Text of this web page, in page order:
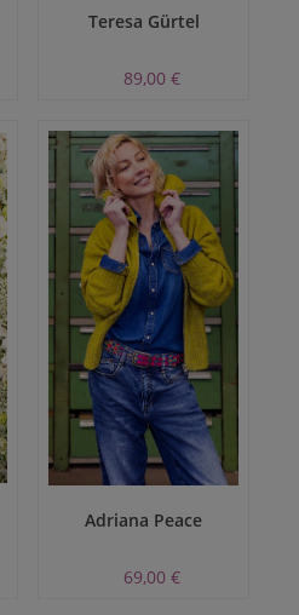
Teresa Gürtel
89,00 €
Adriana Peace
69,00 €